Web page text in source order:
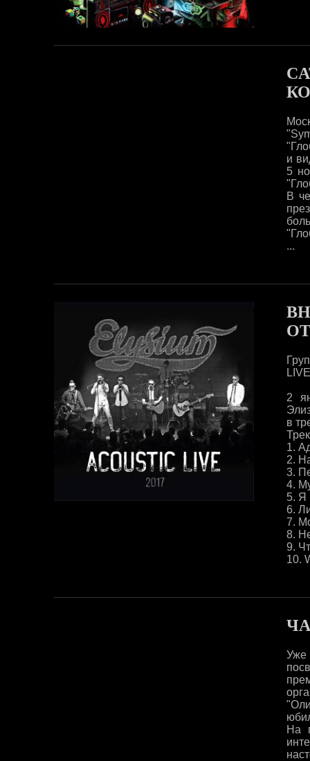
и
5
В
...
2
в
1.
2.
3.
4.
5. Я
6.
7.
8.
9.
10.
На